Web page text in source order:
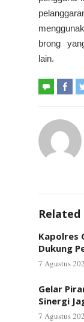
brong
lain.
Related
Kapolres
Dukung
7 Agustus
Gelar
Sinergi
7 Agustus